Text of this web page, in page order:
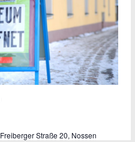
Freiberger Straße 20, Nossen